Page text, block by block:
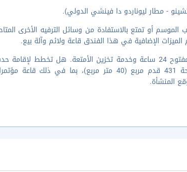
أو تمتع بالاستفادة من وسائل الترفيه الأخرى
الإضافية في هذا الفندق قاعة ولائم وآلة بيع.
تضم وسائل الرائحة المميزة مركز لرجال الأعمال ومكتب استقبال مفتوح 24 ساعة وخدمة تخزين الأمتعة. هل
روما؟ تحتوي هذه المنشأة السياحة على مرافق احتفالات بمساحة 431 قدم مربع (40 متر مربع)، بما
المنشأة.